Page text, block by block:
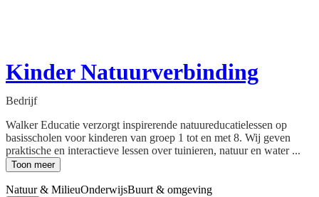
Kinder Natuurverbinding
Bedrijf
Walker Educatie verzorgt inspirerende natuureducatielessen op
basisscholen voor kinderen van groep 1 tot en met 8. Wij geven
praktische en interactieve lessen over tuinieren, natuur en water ...
Toon meer
Natuur & MilieuOnderwijsBuurt & omgeving